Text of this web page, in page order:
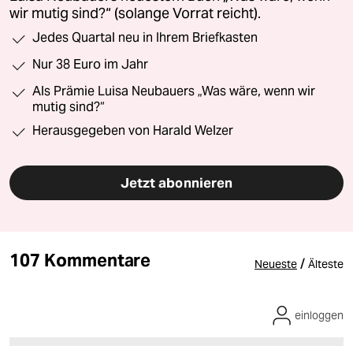
wir mutig sind?“ (solange Vorrat reicht).
Jedes Quartal neu in Ihrem Briefkasten
Nur 38 Euro im Jahr
Als Prämie Luisa Neubauers „Was wäre, wenn wir
mutig sind?“
Herausgegeben von Harald Welzer
Jetzt abonnieren
107 Kommentare Neueste / Älteste
einloggen